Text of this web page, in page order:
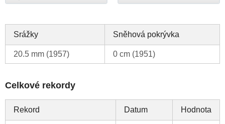
Srážky Sněhová pokrývka
20.5 mm (1957) 0 cm (1951)
Celkové rekordy
Rekord Datum Hodnota